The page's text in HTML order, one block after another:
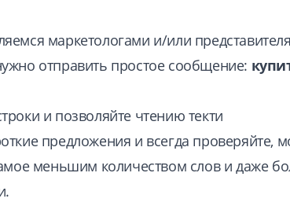
маркетологами и/или
отправить простое сообщение:
и позволяйте чтению текти
предложения и всегда проверяйте,
меньшим количеством слов и даже